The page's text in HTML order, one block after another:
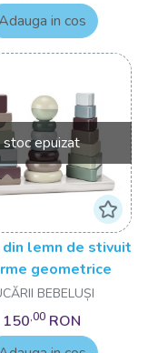
in cos
stoc epuizat
din lemn de stivuit
geometrice
BEBELUȘI
150,00 RON